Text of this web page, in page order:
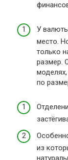
У
место.
только
размер.
по
из